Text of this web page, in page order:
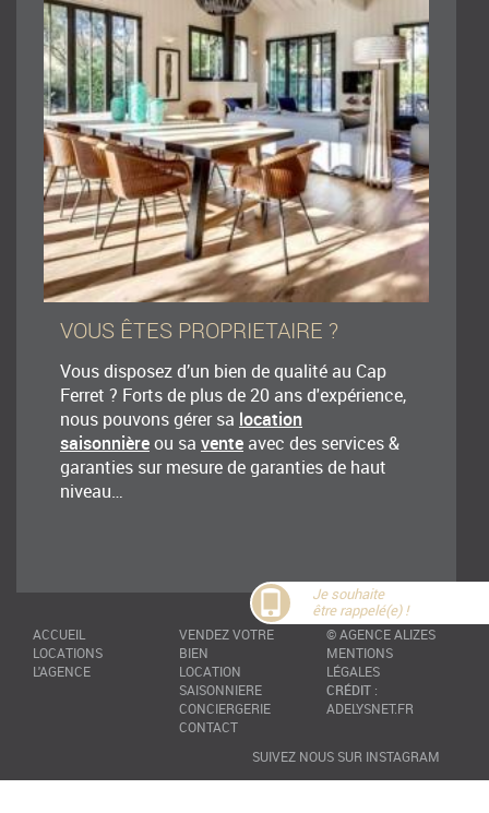
VOUS ÊTES PROPRIETAIRE ?
Vous disposez d’un bien de qualité au Cap
Ferret ? Forts de plus de 20 ans d'expérience,
nous pouvons gérer sa location
saisonnièreou sa vente avec des services &
garanties sur mesure de garanties de haut
niveau…
ACCUEIL
LOCATIONS
L'AGENCE
VENDEZ VOTRE
BIEN
LOCATION
SAISONNIERE
CONCIERGERIE
CONTACT
©AGENCE ALIZES
MENTIONS
LÉGALES
CRÉDIT:
ADELYSNET.FR
SUIVEZ NOUS SUR INSTAGRAM
Je souhaite
être rappelé(e) !